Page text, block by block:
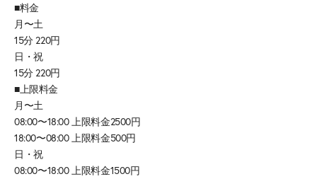
■料金
月〜土
15分 220円
日・祝
15分 220円
■上限料金
月〜土
08:00〜18:00 上限料金2500円
18:00〜08:00 上限料金500円
日・祝
08:00〜18:00 上限料金1500円